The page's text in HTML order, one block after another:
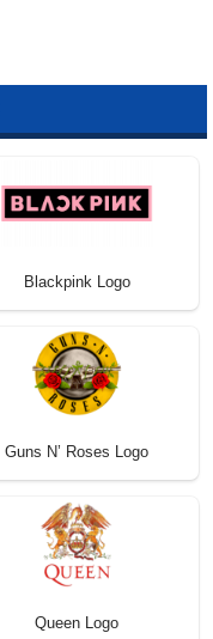
Blackpink Logo
Guns N’ Roses Logo
Queen Logo